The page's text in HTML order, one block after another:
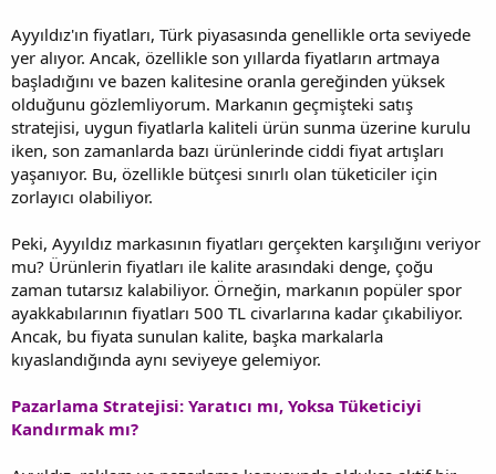
Ayyıldız'ın fiyatları, Türk piyasasında genellikle orta seviyede
yer alıyor. Ancak, özellikle son yıllarda fiyatların artmaya
başladığını ve bazen kalitesine oranla gereğinden yüksek
olduğunu gözlemliyorum. Markanın geçmişteki satış
stratejisi, uygun fiyatlarla kaliteli ürün sunma üzerine kurulu
iken, son zamanlarda bazı ürünlerinde ciddi fiyat artışları
yaşanıyor. Bu, özellikle bütçesi sınırlı olan tüketiciler için
zorlayıcı olabiliyor.
Peki, Ayyıldız markasının fiyatları gerçekten karşılığını veriyor
mu? Ürünlerin fiyatları ile kalite arasındaki denge, çoğu
zaman tutarsız kalabiliyor. Örneğin, markanın popüler spor
ayakkabılarının fiyatları 500 TL civarlarına kadar çıkabiliyor.
Ancak, bu fiyata sunulan kalite, başka markalarla
kıyaslandığında aynı seviyeye gelemiyor.
Pazarlama Stratejisi: Yaratıcı mı, Yoksa Tüketiciyi
Kandırmak mı?